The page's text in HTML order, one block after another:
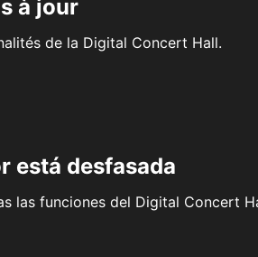
à jour
de la Digital Concert Hall.
está desfasada
las funciones del Digital Concert